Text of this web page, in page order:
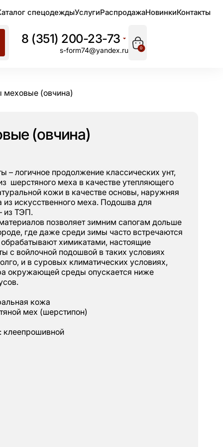
спецодеждыУслугиРаспродажаНовинкиКонтакты
8 (351) 200-23-73
s-form74@yandex.ru 0
меховые (овчина)
(овчина)
– логичное продолжение классических унт,
шерстяного меха в качестве утепляющего
кожи в качестве основы, наружняя
из искусственного меха. Подошва для
из ТЭП.
позволяет зимним сапогам дольше
где даже среди зимы часто встречаются
химикатами, настоящие
с войлочной подошвой в таких условиях
и в суровых климатических условиях,
окружающей среды опускается ниже
кожа
мех (шерстипон)
клеепрошивной